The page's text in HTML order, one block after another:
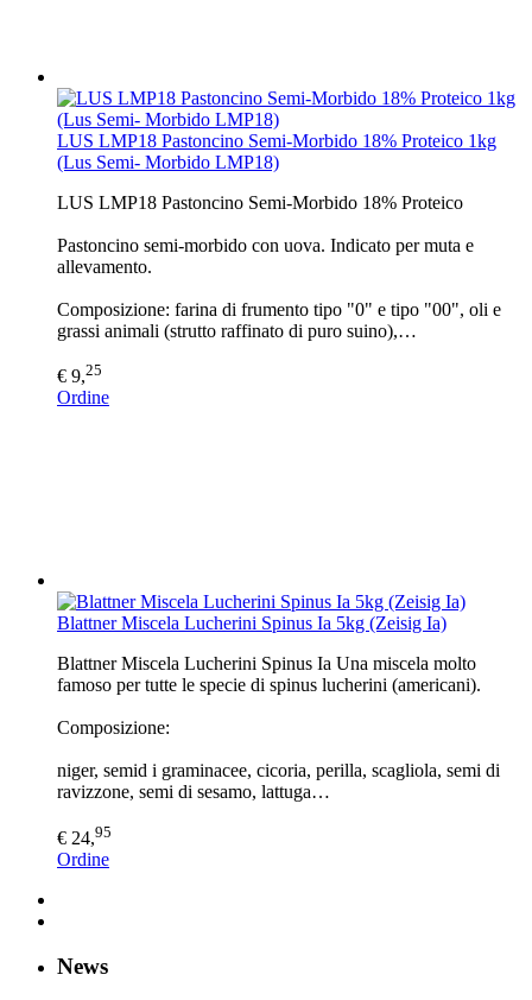
LUS LMP18 Pastoncino Semi-Morbido 18% Proteico 1kg
(Lus Semi- Morbido LMP18)
LUS LMP18 Pastoncino Semi-Morbido 18% Proteico
Pastoncino semi-morbido con uova. Indicato per muta e
allevamento.
Composizione: farina di frumento tipo "0" e tipo "00", oli e
grassi animali (strutto raffinato di puro suino),…
€ 9,25
Ordine
Blattner Miscela Lucherini Spinus Ia 5kg (Zeisig Ia)
Blattner Miscela Lucherini Spinus Ia Una miscela molto
famoso per tutte le specie di spinus lucherini (americani).
Composizione:
niger, semid i graminacee, cicoria, perilla, scagliola, semi di
ravizzone, semi di sesamo, lattuga…
€ 24,95
Ordine
News